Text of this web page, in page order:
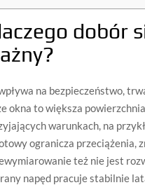
dobór
na bezpieczeństwo,
okna to większa
warunkach, na
ogranicza przeciążenia,
też nie jest
napęd pracuje stabilnie